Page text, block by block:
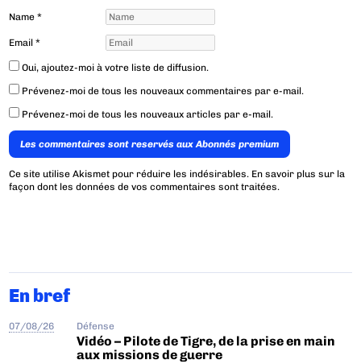
Name*
Email*
Oui, ajoutez-moi à votre liste de diffusion.
Prévenez-moi de tous les nouveaux commentaires par e-mail.
Prévenez-moi de tous les nouveaux articles par e-mail.
Les commentaires sont reservés aux Abonnés premium
Ce site utilise Akismet pour réduire les indésirables. En savoir plus sur la
façon dont les données de vos commentaires sont traitées.
En bref
07/08/26 Défense
Vidéo – Pilote de Tigre, de la prise en main
aux missions de guerre